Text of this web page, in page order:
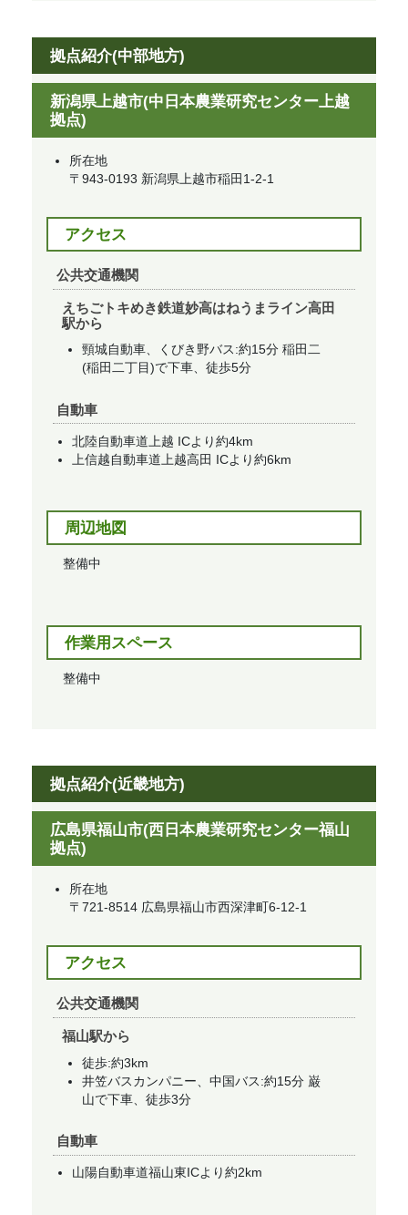
拠点紹介(中部地方)
新潟県上越市(中日本農業研究センター上越
拠点)​
所在地
​〒943-0193 新潟県上越市稲田1-2-1​
アクセス
公共交通機関
えちごトキめき鉄道妙高はねうまライン高田
駅から​​
頸城自動車、くびき野バス:約15分 稲田二
(稲田二丁目)で下車、徒歩5分​
自動車
北陸自動車道上越 ICより約4km​
上信越自動車道上越高田 ICより約6km​
周辺地図
整備中
作業用スペース
整備中
拠点紹介(近畿地方)
広島県福山市(西日本農業研究センター福山
拠点)
所在地
​〒721-8514 広島県福山市西深津町6-12-1
アクセス
公共交通機関
福山駅から​
徒歩:約3km​
井笠バスカンパニー、中国バス:約15分 巌
山で下車、徒歩3分​
自動車
山陽自動車道福山東ICより約2km​